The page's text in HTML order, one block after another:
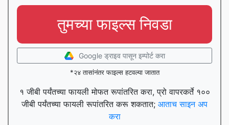
तुमच्या फाइल्स निवडा
Google ड्राइव पासून इम्पोर्ट करा
*२४ तासांनंतर फाइल्स हटवल्या जातात
१ जीबी पर्यंतच्या फायली मोफत रूपांतरित करा, प्रो वापरकर्ते १००
जीबी पर्यंतच्या फायली रूपांतरित करू शकतात; आताच साइन अप
करा